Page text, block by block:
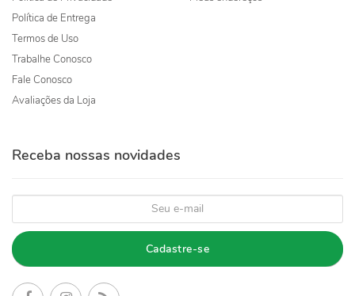
Política de Entrega
Termos de Uso
Trabalhe Conosco
Fale Conosco
Avaliações da Loja
Receba nossas novidades
Cadastre-se